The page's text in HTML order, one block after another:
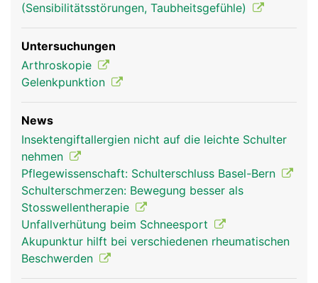
(Sensibilitätsstörungen, Taubheitsgefühle)
Untersuchungen
Arthroskopie
Gelenkpunktion
News
Insektengiftallergien nicht auf die leichte Schulter
nehmen
Pflegewissenschaft: Schulterschluss Basel-Bern
Schulterschmerzen: Bewegung besser als
Stosswellentherapie
Unfallverhütung beim Schneesport
Akupunktur hilft bei verschiedenen rheumatischen
Beschwerden